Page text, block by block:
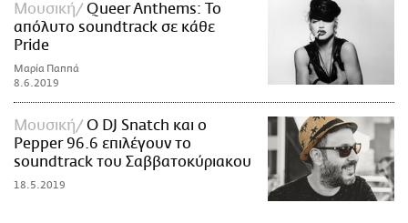
Μουσική
Queer Anthems: Το
απόλυτο soundtrack σε κάθε
Pride
Μαρία Παππά
8.6.2019
Μουσική
O DJ Snatch και ο
Pepper 96.6 επιλέγουν το
soundtrack του Σαββατοκύριακου
18.5.2019